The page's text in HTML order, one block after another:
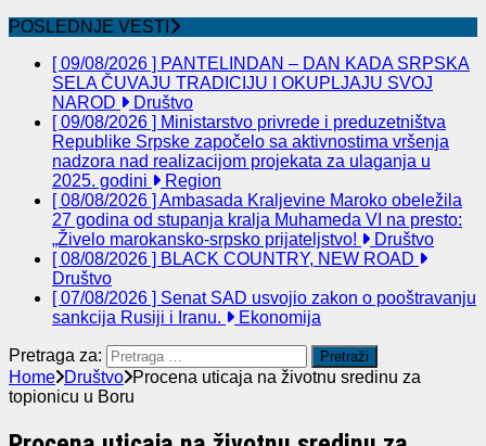
POSLEDNJE VESTI
[ 09/08/2026 ] PANTELINDAN – DAN KADA SRPSKA
SELA ČUVAJU TRADICIJU I OKUPLJAJU SVOJ
NAROD
Društvo
[ 09/08/2026 ] Ministarstvo privrede i preduzetništva
Republike Srpske započelo sa aktivnostima vršenja
nadzora nad realizacijom projekata za ulaganja u
2025. godini
Region
[ 08/08/2026 ] Ambasada Kraljevine Maroko obeležila
27 godina od stupanja kralja Muhameda VI na presto:
„Živelo marokansko-srpsko prijateljstvo!
Društvo
[ 08/08/2026 ] BLACK COUNTRY, NEW ROAD
Društvo
[ 07/08/2026 ] Senat SAD usvojio zakon o pooštravanju
sankcija Rusiji i Iranu.
Ekonomija
Pretraga za:
Home Društvo Procena uticaja na životnu sredinu za
topionicu u Boru